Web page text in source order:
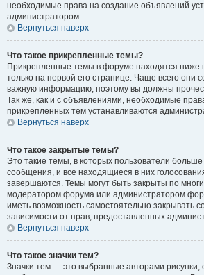
необходимые права на создание объявлений
администратором.
Вернуться наверх
Что такое прикрепленные темы?
Прикрепленные темы в форуме находятся ниже
только на первой его странице. Чаще всего они
важную информацию, поэтому вы должны
Так же, как и с объявлениями, необходимые
прикрепленных тем устанавливаются
Вернуться наверх
Что такое закрытые темы?
Это такие темы, в которых пользователи больше
сообщения, и все находящиеся в них
завершаются. Темы могут быть закрыты по
модератором форума или администратором
иметь возможность самостоятельно закрывать
зависимости от прав, предоставленных
Вернуться наверх
Что такое значки тем?
Значки тем — это выбранные авторами рисунки,